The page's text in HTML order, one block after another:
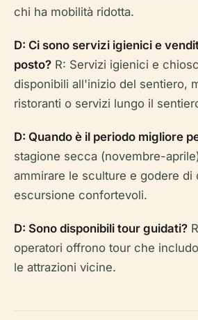
chi ha mobilità ridotta.
D: Ci sono servizi igienici e
posto? R: Servizi igienici e
disponibili all'inizio del sentiero,
ristoranti o servizi lungo il
D: Quando è il periodo migliore
stagione secca (novembre-
ammirare le sculture e godere di
escursione confortevoli.
D: Sono disponibili tour guidati?
operatori offrono tour che
le attrazioni vicine.